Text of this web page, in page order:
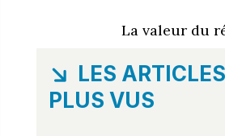
La valeur du
LES
PLUS VUS